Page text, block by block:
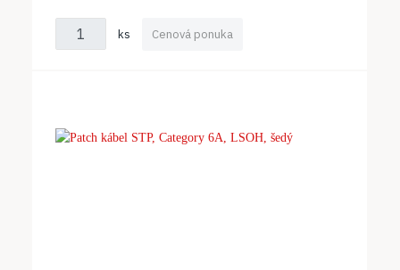
ks Cenová ponuka